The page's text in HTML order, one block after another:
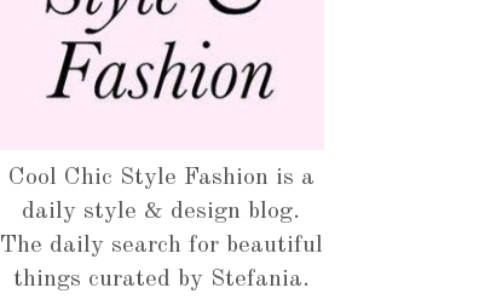
Cool Chic Style Fashion is a
daily style & design blog.
The daily search for beautiful
things curated by Stefania.